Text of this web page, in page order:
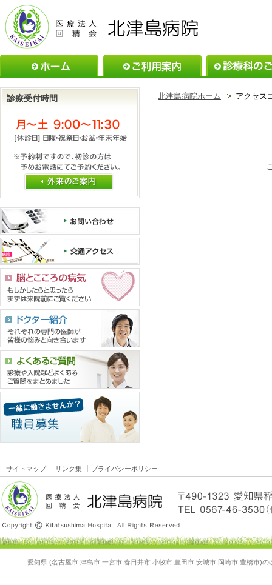
ホーム ご利用案内
北津島病院ホーム アクセス
診療受付時間
サイトマップ リンク集 プライバシーポリシー
愛知県 (名古屋市 津島市 一宮市 春日井市 小牧市 豊田市 安城市 岡崎市 豊橋市)